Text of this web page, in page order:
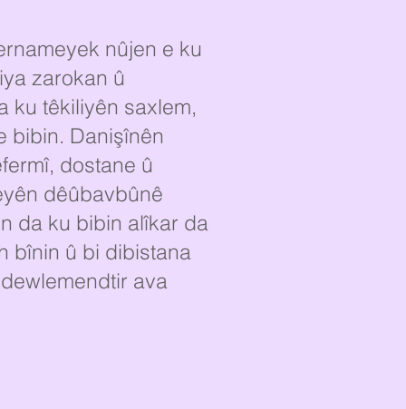
nûjen e ku
zarokan û
ku têkiliyên saxlem,
bibin. Danişînên
dostane û
dêûbavbûnê
da ku bibin alîkar da
bînin û bi dibistana
ava